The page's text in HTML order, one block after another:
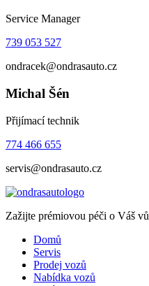
Service Manager
739 053 527
ondracek@ondrasauto.cz
Michal Šén
Přijímací technik
774 466 655
servis@ondrasauto.cz
Zažijte prémiovou péči o Váš
Domů
Servis
Prodej vozů
Nabídka vozů